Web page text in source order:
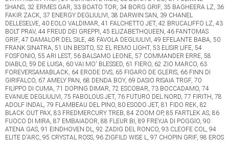
SHANS, 32 ERMES GAR, 33 BOATO TOR, 34 BORG GRIF, 35 BAGHEERA LZ, 36
FAKIR ZACK, 37 ENERGY DEGLIULIVI, 38 DARWIN SAN, 39 CHANEL
DELLESELVE, 40 EOLO VALDIMAR, 41 FALCHETTO JET, 42 BRUCALIFFO LZ, 43
BOLT PRAV, 44 FREUD DEI GREPPI, 45 ELIZABETHQUEEN, 46 FANTOMAS
GRIF, 47 DAMALOR DEL SILE, 48 FAVOLA DEGLIULIVI, 49 EFELANTE BABA, 50
FRANK SINATRA, 51 UN BESITO, 52 EL REMO LIGHT, 53 ELISIR LIFE, 54
FOSFONIO, 55 ARI LEST, 56 BALSAMO LEONE, 57 COMMANDER ERRE, 58
DIABLO, 59 DE LUISA, 60 VAI MO' BLESSED, 61 FIERO, 62 ZIO MARCO, 63
FOREVERSAMABLACK, 64 ERODE DVS, 65 FIGARO DE GLERIS, 66 FINN DI
GIRIFALCO, 67 AMELY PAN, 68 DENDA BOY, 69 DASIO RISAIA TRGF, 70
FILIPPO DI CUMA, 71 DOPING DIMAR, 72 ESCOBAR, 73 BOCCADAMO, 74
EVANUE DEGLIULIVI, 75 FABOLOUS JET, 76 FUTURO DEL NORD, 77 FIRITH, 78
ADOLF INDAL, 79 FLAMBEAU DEL PINO, 80 ESODO JET, 81 FIDO REK, 82
BLACK OUT PAX, 83 FREDMERCURY TREB, 84 ZOOM OP, 85 FARTLEK AS, 86
FUOCO DI MIRA, 87 EMBAIADOR, 88 FLEUR BI, 89 FREYJA DI POGGIO, 90
ATENA GAS, 91 EINDHOVEN DL, 92 ZADIG DEL RONCO, 93 CLEOFE COL, 94
ELITE D'ARC, 95 CRYSTAL ROSS, 96 ZIGFILD WISE L, 97 CHOPIN GRIF, 98 EROS